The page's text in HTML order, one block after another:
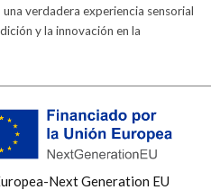
verdadera experiencia sensorial
y la innovación en la
Next Generation EU